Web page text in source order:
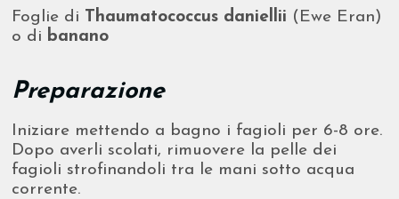
Foglie di Thaumatococcus daniellii (Ewe Eran)
o di banano
Preparazione
Iniziare mettendo a bagno i fagioli per 6-8 ore.
Dopo averli scolati, rimuovere la pelle dei
fagioli strofinandoli tra le mani sotto acqua
corrente.